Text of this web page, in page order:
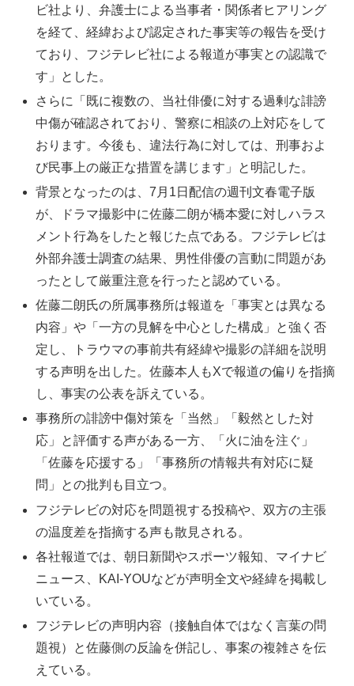
ビ社より、弁護士による当事者・関係者ヒアリング
を経て、経緯および認定された事実等の報告を受け
ており、フジテレビ社による報道が事実との認識で
す」とした。
さらに「既に複数の、当社俳優に対する過剰な誹謗
中傷が確認されており、警察に相談の上対応をして
おります。今後も、違法行為に対しては、刑事およ
び民事上の厳正な措置を講じます」と明記した。
背景となったのは、7月1日配信の週刊文春電子版
が、ドラマ撮影中に佐藤二朗が橋本愛に対しハラス
メント行為をしたと報じた点である。フジテレビは
外部弁護士調査の結果、男性俳優の言動に問題があ
ったとして厳重注意を行ったと認めている。
佐藤二朗氏の所属事務所は報道を「事実とは異なる
内容」や「一方の見解を中心とした構成」と強く否
定し、トラウマの事前共有経緯や撮影の詳細を説明
する声明を出した。佐藤本人もXで報道の偏りを指摘
し、事実の公表を訴えている。
事務所の誹謗中傷対策を「当然」「毅然とした対
応」と評価する声がある一方、「火に油を注ぐ」
「佐藤を応援する」「事務所の情報共有対応に疑
問」との批判も目立つ。
フジテレビの対応を問題視する投稿や、双方の主張
の温度差を指摘する声も散見される。
各社報道では、朝日新聞やスポーツ報知、マイナビ
ニュース、KAI-YOUなどが声明全文や経緯を掲載し
いている。
フジテレビの声明内容（接触自体ではなく言葉の問
題視）と佐藤側の反論を併記し、事案の複雑さを伝
えている。